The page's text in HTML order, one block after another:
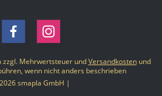
zzgl. Mehrwertsteuer undVersandkostenund
wenn nicht anders beschrieben
smapla GmbH |